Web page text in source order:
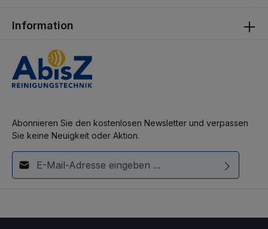
Abonnieren Sie den kostenlosen Newsletter und verpassen
Sie keine Neuigkeit oder Aktion.
E-Mail-Adresse*
Information